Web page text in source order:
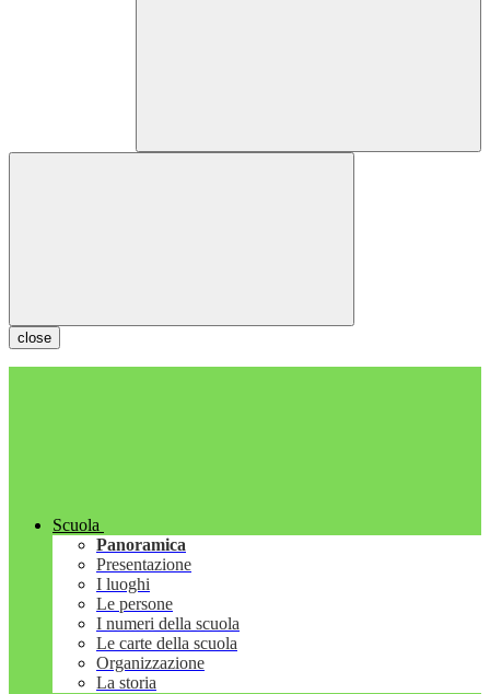
close
Scuola
Panoramica
Presentazione
I luoghi
Le persone
I numeri della scuola
Le carte della scuola
Organizzazione
La storia